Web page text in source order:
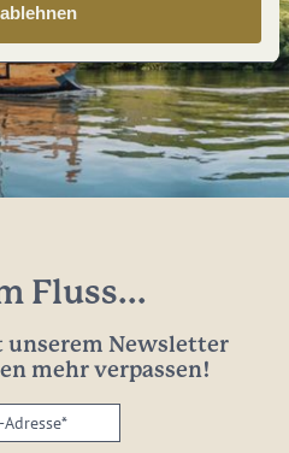
Fluss...
unserem Newsletter
mehr verpassen!